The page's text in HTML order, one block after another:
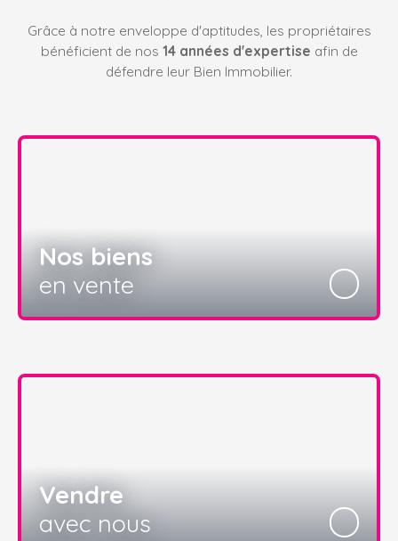
Grâce à notre enveloppe d'aptitudes, les propriétaires
bénéficient de nos 14 années d'expertise afin de
défendre leur Bien Immobilier.
Nos biens
en vente
Vendre
avec nous